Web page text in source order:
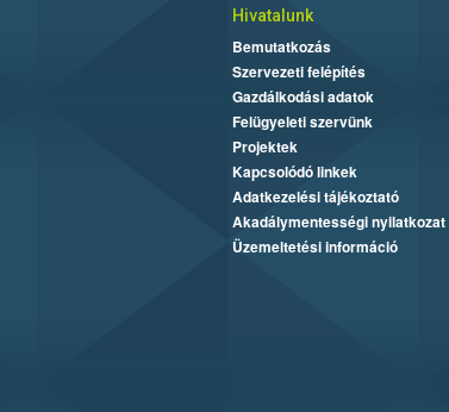
Hivatalunk
Bemutatkozás
Szervezeti felépítés
Gazdálkodási adatok
Felügyeleti szervünk
Projektek
Kapcsolódó linkek
Adatkezelési tájékoztató
Akadálymentességi nyilatkozat
Üzemeltetési információ